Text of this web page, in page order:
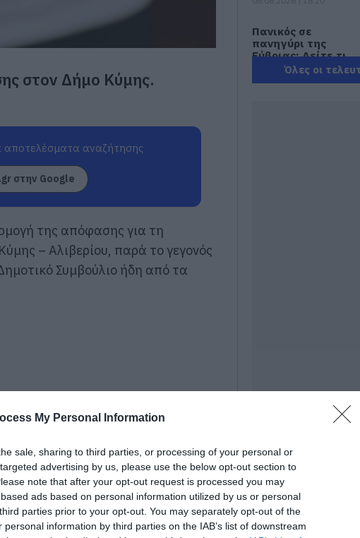
My Personal Information
sale, sharing to third parties, or processing of your personal or
advertising by us, please use the below opt-out section to
note that after your opt-out request is processed you may
ads based on personal information utilized by us or personal
parties prior to your opt-out. You may separately opt-out of the
information by third parties on the IAB’s list of downstream
στον Δήμο Κύμης.
αναζήτησης
στην Google
της απόφασης για τη
– Αλιβερίου, παρά το γεγονός
Συμβούλιο ήδη από τα
Πανικός σε
πανηγύρι της
Εύβοιας: Δείτε τι
έγινε χθες το
06.08.2026 | 18:00
06.08.2026 | 17:00
δασκάλων στην
Εύβοια – Το θέμα
πάει στην βουλή
06.08.2026 | 16:45
Έρχεται ισχυρό
κύμα ζέστης: Πότε η
Όλες οι